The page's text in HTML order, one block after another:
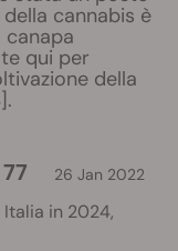
cannabis è
qui per
della
77 26 Jan 2022
in 2024,